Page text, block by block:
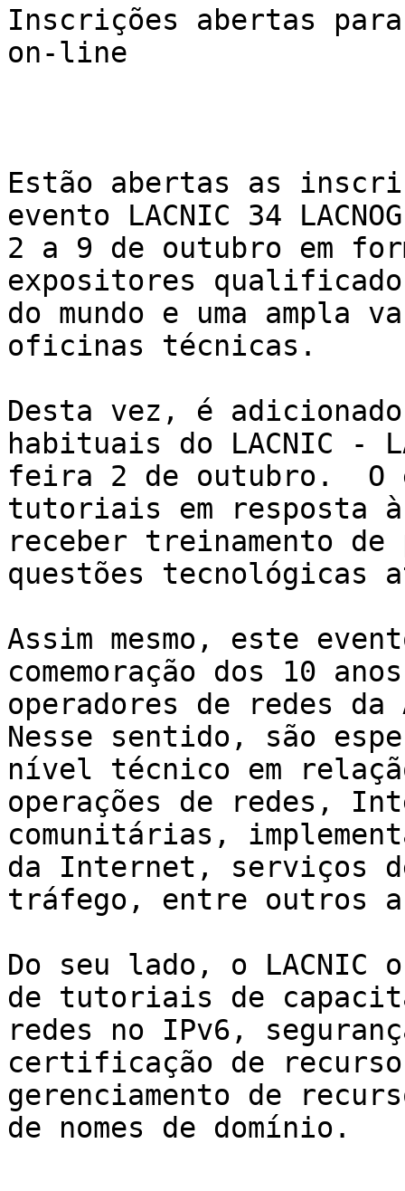
Inscrições abertas para
on-line
Estão abertas as
evento LACNIC 34
2 a 9 de outubro em
expositores
do mundo e uma ampla
oficinas técnicas.
Desta vez, é
habituais do LACNIC -
feira 2 de outubro.  O
tutoriais em resposta à
receber treinamento
questões tecnológicas
Assim mesmo, este
comemoração dos 10
operadores de redes
Nesse sentido, são
nível técnico em
operações de redes,
comunitárias,
da Internet, serviços
tráfego, entre outros
Do seu lado, o LACNIC
de tutoriais de
redes no IPv6,
certificação de
gerenciamento de
de nomes de domínio.